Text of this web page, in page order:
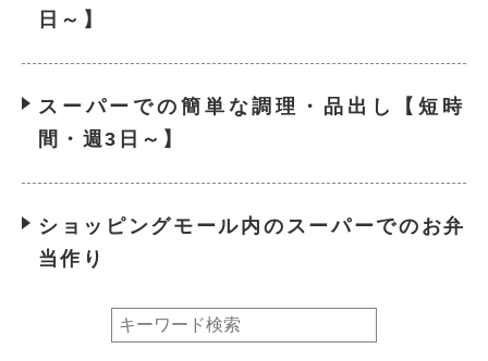
日～】
スーパーでの簡単な調理・品出し【短時
間・週3日～】
ショッピングモール内のスーパーでのお弁
当作り